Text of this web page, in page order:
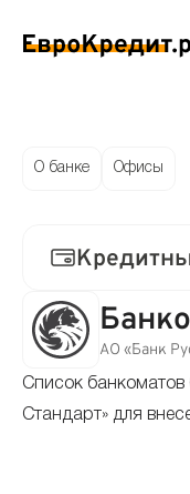
на карту
с плохой КИ
займы
О банке Офисы
АО «Банк
Список банкоматов
Стандарт» для